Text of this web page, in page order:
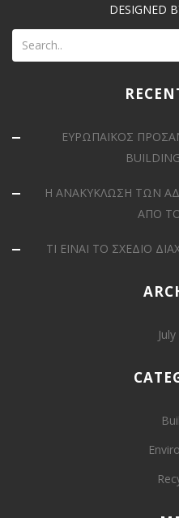
DESIGNED
ΕΥΡΩΠΑΪΚΟΣ
Η ΑΝΑΚΥΚΛΩΣΗ ΤΩΝ
ΑΠΟ
ΤΙ ΕΙΝΑΙ ΤΟ ΣΧΕΔΙΟ